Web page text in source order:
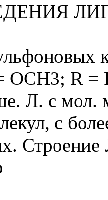
ОСН3; R =
Л. с мол.
с